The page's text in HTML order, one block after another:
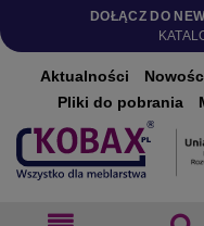
DOŁĄCZ DO
Aktualności
Pliki do pobrania